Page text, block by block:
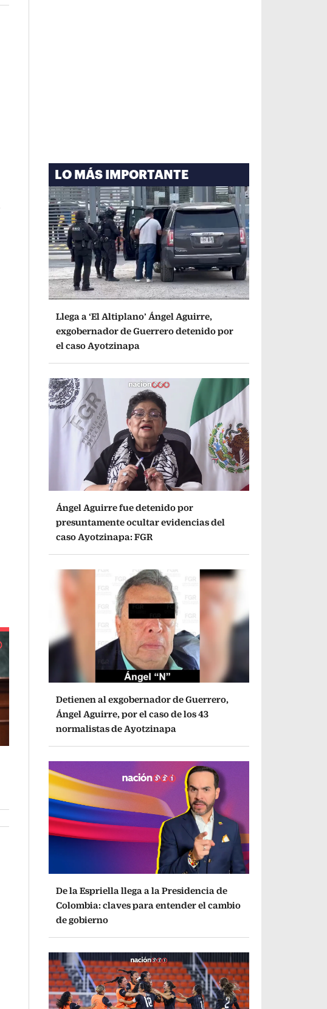
LO MÁS IMPORTANTE
Llega a ‘El Altiplano’ Ángel Aguirre,
exgobernador de Guerrero detenido por
el caso Ayotzinapa
Ángel Aguirre fue detenido por
presuntamente ocultar evidencias del
caso Ayotzinapa: FGR
Detienen al exgobernador de Guerrero,
Ángel Aguirre, por el caso de los 43
normalistas de Ayotzinapa
De la Espriella llega a la Presidencia de
Colombia: claves para entender el cambio
de gobierno